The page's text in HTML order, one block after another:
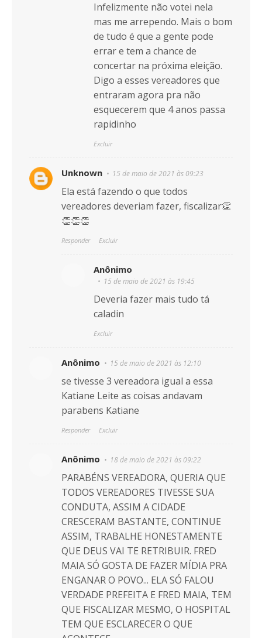
Infelizmente não votei nela
mas me arrependo. Mais o bom
de tudo é que a gente pode
errar e tem a chance de
concertar na próxima eleição.
Digo a esses vereadores que
entraram agora pra não
esquecerem que 4 anos passa
rapidinho
Excluir
Unknown 15 de maio de 2021 às 09:23
Ela está fazendo o que todos
vereadores deveriam fazer, fiscalizar👏
👏👏👏
Responder Excluir
Anônimo
15 de maio de 2021 às 19:45
Deveria fazer mais tudo tá
caladin
Excluir
Anônimo 15 de maio de 2021 às 12:10
se tivesse 3 vereadora igual a essa
Katiane Leite as coisas andavam
parabens Katiane
Responder Excluir
Anônimo 18 de maio de 2021 às 09:22
PARABÉNS VEREADORA, QUERIA QUE
TODOS VEREADORES TIVESSE SUA
CONDUTA, ASSIM A CIDADE
CRESCERAM BASTANTE, CONTINUE
ASSIM, TRABALHE HONESTAMENTE
QUE DEUS VAI TE RETRIBUIR. FRED
MAIA SÓ GOSTA DE FAZER MÍDIA PRA
ENGANAR O POVO... ELA SÓ FALOU
VERDADE PREFEITA E FRED MAIA, TEM
QUE FISCALIZAR MESMO, O HOSPITAL
TEM QUE ESCLARECER O QUE